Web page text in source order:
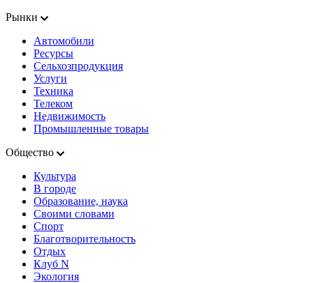
Рынки
Автомобили
Ресурсы
Сельхозпродукция
Услуги
Техника
Телеком
Недвижимость
Промышленные товары
Общество
Культура
В городе
Образование, наука
Своими словами
Спорт
Благотворительность
Отдых
Клуб N
Экология